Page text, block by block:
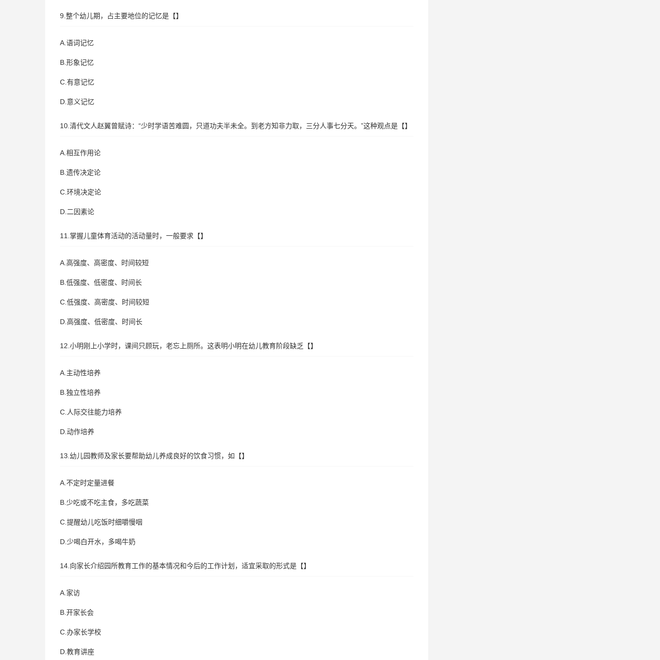
9.整个幼儿期，占主要地位的记忆是【】
A.语词记忆
B.形象记忆
C.有意记忆
D.意义记忆
10.清代文人赵翼曾赋诗：“少时学语苦难圆，只道功夫半未全。到老方知非力取，三分人事七分天。”这种观点是【】
A.相互作用论
B.遗传决定论
C.环境决定论
D.二因素论
11.掌握儿童体育活动的活动量时，一般要求【】
A.高强度、高密度、时间较短
B.低强度、低密度、时间长
C.低强度、高密度、时间较短
D.高强度、低密度、时间长
12.小明刚上小学时，课间只顾玩，老忘上厕所。这表明小明在幼儿教育阶段缺乏【】
A.主动性培养
B.独立性培养
C.人际交往能力培养
D.动作培养
13.幼儿园教师及家长要帮助幼儿养成良好的饮食习惯，如【】
A.不定时定量进餐
B.少吃或不吃主食，多吃蔬菜
C.提醒幼儿吃饭时细嚼慢咽
D.少喝白开水，多喝牛奶
14.向家长介绍园所教育工作的基本情况和今后的工作计划，适宜采取的形式是【】
A.家访
B.开家长会
C.办家长学校
D.教育讲座